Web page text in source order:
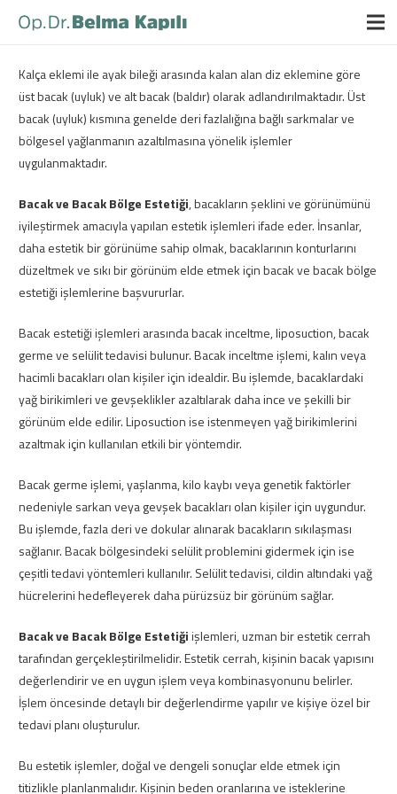
Kalça eklemi ile ayak bileği arasında kalan alan diz eklemine göre
üst bacak (uyluk) ve alt bacak (baldır) olarak adlandırılmaktadır. Üst
bacak (uyluk) kısmına genelde deri fazlalığına bağlı sarkmalar ve
bölgesel yağlanmanın azaltılmasına yönelik işlemler
uygulanmaktadır.
Bacak ve Bacak Bölge Estetiği, bacakların şeklini ve görünümünü
iyileştirmek amacıyla yapılan estetik işlemleri ifade eder. İnsanlar,
daha estetik bir görünüme sahip olmak, bacaklarının konturlarını
düzeltmek ve sıkı bir görünüm elde etmek için bacak ve bacak bölge
estetiği işlemlerine başvururlar.
Bacak estetiği işlemleri arasında bacak inceltme, liposuction, bacak
germe ve selülit tedavisi bulunur. Bacak inceltme işlemi, kalın veya
hacimli bacakları olan kişiler için idealdir. Bu işlemde, bacaklardaki
yağ birikimleri ve gevşeklikler azaltılarak daha ince ve şekilli bir
görünüm elde edilir. Liposuction ise istenmeyen yağ birikimlerini
azaltmak için kullanılan etkili bir yöntemdir.
Bacak germe işlemi, yaşlanma, kilo kaybı veya genetik faktörler
nedeniyle sarkan veya gevşek bacakları olan kişiler için uygundur.
Bu işlemde, fazla deri ve dokular alınarak bacakların sıkılaşması
sağlanır. Bacak bölgesindeki selülit problemini gidermek için ise
çeşitli tedavi yöntemleri kullanılır. Selülit tedavisi, cildin altındaki yağ
hücrelerini hedefleyerek daha pürüzsüz bir görünüm sağlar.
Bacak ve Bacak Bölge Estetiğiişlemleri, uzman bir estetik cerrah
tarafından gerçekleştirilmelidir. Estetik cerrah, kişinin bacak yapısını
değerlendirir ve en uygun işlem veya kombinasyonunu belirler.
İşlem öncesinde detaylı bir değerlendirme yapılır ve kişiye özel bir
tedavi planı oluşturulur.
Bu estetik işlemler, doğal ve dengeli sonuçlar elde etmek için
titizlikle planlanmalıdır. Kişinin beden oranlarına ve isteklerine